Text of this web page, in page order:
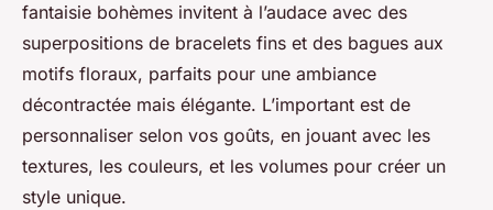
fantaisie bohèmes invitent à l’audace avec des
superpositions de bracelets fins et des bagues aux
motifs floraux, parfaits pour une ambiance
décontractée mais élégante. L’important est de
personnaliser selon vos goûts, en jouant avec les
textures, les couleurs, et les volumes pour créer un
style unique.